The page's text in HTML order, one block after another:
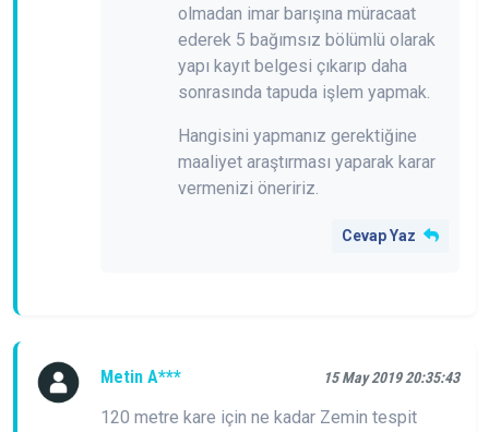
olmadan imar barışına müracaat
ederek 5 bağımsız bölümlü olarak
yapı kayıt belgesi çıkarıp daha
sonrasında tapuda işlem yapmak.
Hangisini yapmanız gerektiğine
maaliyet araştırması yaparak karar
vermenizi öneririz.
Cevap Yaz
Metin A*** 15 May 2019 20:35:43
120 metre kare için ne kadar Zemin tespit